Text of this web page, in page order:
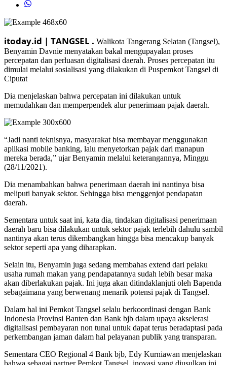
itoday.id | TANGSEL . Walikota Tangerang Selatan (Tangsel),
Benyamin Davnie menyatakan bakal mengupayalan proses
percepatan dan perluasan digitalisasi daerah. Proses percepatan itu
dimulai melalui sosialisasi yang dilakukan di Puspemkot Tangsel di
Ciputat
Dia menjelaskan bahwa percepatan ini dilakukan untuk
memudahkan dan memperpendek alur penerimaan pajak daerah.
“Jadi nanti teknisnya, masyarakat bisa membayar menggunakan
aplikasi mobile banking, lalu menyetorkan pajak dari manapun
mereka berada,” ujar Benyamin melalui keterangannya, Minggu
(28/11/2021).
Dia menambahkan bahwa penerimaan daerah ini nantinya bisa
meliputi banyak sektor. Sehingga bisa menggenjot pendapatan
daerah.
Sementara untuk saat ini, kata dia, tindakan digitalisasi penerimaan
daerah baru bisa dilakukan untuk sektor pajak terlebih dahulu sambil
nantinya akan terus dikembangkan hingga bisa mencakup banyak
sektor seperti apa yang diharapkan.
Selain itu, Benyamin juga sedang membahas extend dari pelaku
usaha rumah makan yang pendapatannya sudah lebih besar maka
akan diberlakukan pajak. Ini juga akan ditindaklanjuti oleh Bapenda
sebagaimana yang berwenang menarik potensi pajak di Tangsel.
Dalam hal ini Pemkot Tangsel selalu berkoordinasi dengan Bank
Indonesia Provinsi Banten dan Bank bjb dalam upaya akselerasi
digitalisasi pembayaran non tunai untuk dapat terus beradaptasi pada
perkembangan jaman dalam hal pelayanan publik yang transparan.
Sementara CEO Regional 4 Bank bjb, Edy Kurniawan menjelaskan